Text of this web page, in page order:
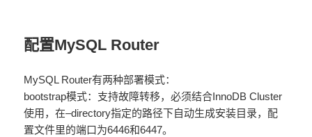
配置MySQL Router
MySQL Router有两种部署模式：
bootstrap模式：支持故障转移，必须结合InnoDB Cluster
使用，在–directory指定的路径下自动生成安装目录，配
置文件里的端口为6446和6447。